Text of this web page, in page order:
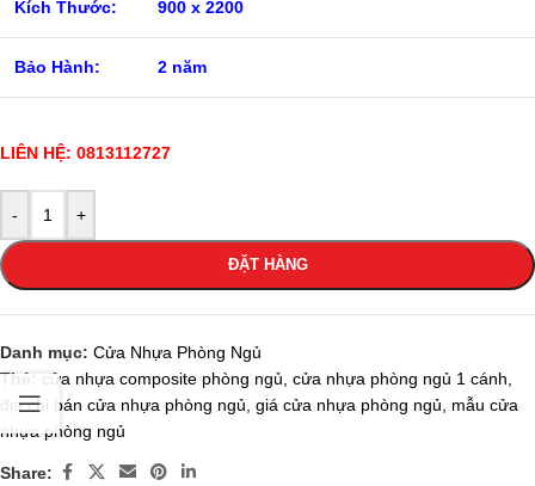
Kích Thước: 900 x 2200
Bảo Hành: 2 năm
LIÊN HỆ: 0813112727
- +
ĐẶT HÀNG
Danh mục: Cửa Nhựa Phòng Ngủ
Thẻ:
cửa nhựa composite phòng ngủ cửa nhựa phòng ngủ 1 cánh
địa chỉ bán cửa nhựa phòng ngủ giá cửa nhựa phòng ngủ
mẫu cửa
nhựa phòng ngủ
Share: